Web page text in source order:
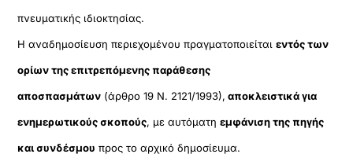
πνευματικής ιδιοκτησίας.
Η αναδημοσίευση περιεχομένου πραγματοποιείταιεντός των
ορίων της επιτρεπόμενης παράθεσης
αποσπασμάτων (άρθρο 19 Ν. 2121/1993), αποκλειστικά για
ενημερωτικούς σκοπούς, με αυτόματηεμφάνιση της πηγής
και συνδέσμου προς το αρχικό δημοσίευμα.